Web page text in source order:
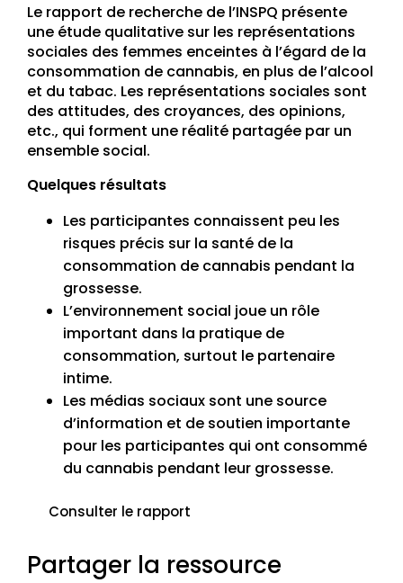
Le rapport de recherche de l’INSPQ présente
une étude qualitative sur les représentations
sociales des femmes enceintes à l’égard de la
consommation de cannabis, en plus de l’alcool
et du tabac. Les représentations sociales sont
des attitudes, des croyances, des opinions,
etc., qui forment une réalité partagée par un
ensemble social.
Quelques résultats
Les participantes connaissent peu les
risques précis sur la santé de la
consommation de cannabis pendant la
grossesse.
L’environnement social joue un rôle
important dans la pratique de
consommation, surtout le partenaire
intime.
Les médias sociaux sont une source
d’information et de soutien importante
pour les participantes qui ont consommé
du cannabis pendant leur grossesse.
Consulter le rapport
Partager la ressource